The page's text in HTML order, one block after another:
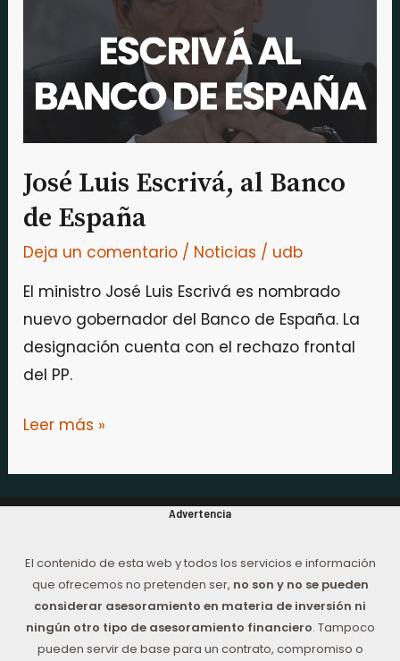
José Luis Escrivá, al Banco
de España
Deja un comentario / Noticias / udb
El ministro José Luis Escrivá es nombrado
nuevo gobernador del Banco de España. La
designación cuenta con el rechazo frontal
del PP.
España
Leer más »
Advertencia
El contenido de esta web y todos los servicios e información
que ofrecemos no pretenden ser, no son y no se pueden
considerar asesoramiento en materia de inversión ni
ningún otro tipo de asesoramiento financiero. Tampoco
pueden servir de base para un contrato, compromiso o